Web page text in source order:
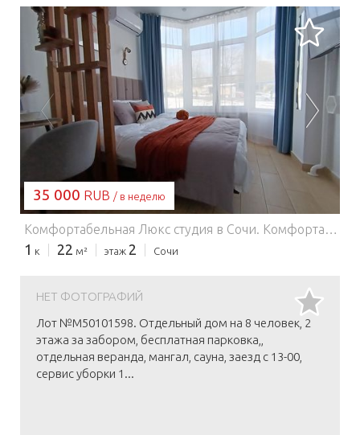
ЗАГРУЗКА...
35 000 RUB / в неделю
Комфортабельная Люкс студия в Сочи. Комфортабельная студия Люкс с парящей Qween size кроватью. Отдохните и насладитесь атмосферой в современной комфортабельной студии класса Люкс после долгого дня знакомства с Сочи. Всё продумано для романтического отдыха любой продолжительности, хорошего настроения и вашего удобства. Студия двухместная плюс 1. Только отличные отзывы! Гарантированная чистота! Приватность и безопасность проживания. Мы ценим каждого гостя и хотим, чтобы вы чувствовали себя комфортно и уютно. Парящая queen size кровать с премиальным матрасом Ультра комфорт 200 х 160 с выглаженным бельём, 100% хлопок страйп-сатин. Меню подушек. Банные халаты. Плюс пуф-трансформер 65 х 200 для отдыха. Комфортная обстановка и интерьер помогут расслабиться и с удовольствием посмотреть фильм, попить ароматный кофе. Всегда для гостей приветственный завтрак, чай, кофе в ассортименте, сахар, соль, стиральный порошок и много других приятных бонусов и комплиментов. Для вас уютная атмосфера и стильный продуманный интерьер. Когда вы смотрите на воду, дышите морским воздухом, то сразу расслабляетесь. Такой же эффект оказывает интерьер нашей квартиры. Высокоскоростной Wi-Fi и Smart TV 50". Сплит-система. Панорамное окно и светонепроницаемые шторы блэкаут. Полноценная полностью всем укомплектованная кухня. Кофемашина. Мультиварка. Индивидуальный сейф. Помимо всей бытовой и климатической техники, всегда полные комплекты из 4-х полотенец каждому гостю. Бесплатная смена белья, полотенец и тапочек в упаковке. Тропический душ для релакса и все ванные принадлежности, гигиенические наборы, косметика, фен, мицеллярная вода. Важно! При бронировании на 1 (одни) сутки гостем дoпoлнительно oплaчиваются клининговые услуги (финальная уборка) при заcелeнии. Пpи брoниpoвaнии oт 2-х cутoк клининг (финальная уборка) уже входит в стоимость проживания. Важно. Размещение в квартире детей осуществляется с доплатой согласно действующему прейскуранту. Командировочным гостям предоставляется счёт на оплату и счёт-фактура. Квартира сделана с любовью. Раннее заселение/поздний выезд оплачиваются отдельно, согласуются заранее и подтверждаются только при наличии возможности. При заселении вносится обеспечительный депозит, при выезде гостям возвращается после финальной уборки. Важно! В некоторых случаях сумма депозита может быть больше. При заселении иметь действующий паспорт, удостоверяющий личность. Составляем договор найма. Важно! С целью обеспечения безопасности, комфорта и сохранности имущества: Ведётся видеонаблюдение при входе и придомовое видеонаблюдение! Курение в квартире (в том числе iQOS, Gl0, парогенерирующие устройства, кальяны и т. п.) запрещено. Есть датчики дыма! При выявлении случая курения в квартире гость соглашается компенсировать расходы на дополнительную уборку в соответствии с установленным тарифом. Вечеринки запрещены. Есть датчики шума! Предусмотрен штраф. Несогласованные мероприятия/фото- или видеосъёмки/тренинги, вебкам запрещены! Дом — малоэтажная новостройка комфорт-класса. ЖК «Весенний 17». Собственный двор с брусчаткой. Парковка бесплатная свободная возле дома, места всегда найдутся. Рядом спортивный комплекс (СК) «Лесное», где проходят соревнования и тренировки по различным видам спорта с федеральным статусом. Лучший район Сочи по логистике. Отличное место. До моря 3 остановки на автобусе или пешком 30 минут (пляж «Цирк»), для приятного отдыха все бесплатные благоустроенные пляжи центральной приморской набережной Сочи: «Цирк», «Эдем», «Яхт-клуб», пляж «Маяк» с песочными участками для отдыха, пляжи «Синее море», «Солнечный», «Приморский», «Жемчужина», пляж «Дель Мар», «Пульман», «Хайатт», пляжный клуб «Рапан», пляж «Ривьера». Вход свободный. Все курортные развлечения и парк «Дендрарий». В нескольких остановках рядом санатории: «Золотой колос», санаторий им. М. В. Фрунзе, санаторий «Металлург», «Черноморье», «Сочинский», «Авангард», «Правда», «Искра», «Юность», «Актёр» и санаторий «Светлана» (где оказывают лечебные и профилактические процедуры). Рядом национальный дендрологический парк «Дендрарий» и ботанический сад «Дерево дружбы». Рядом с домом шесть супермаркетов: «Магнит», «Магнит Косметик», «Пятерочка». Круглосуточная столовая 24/7, пекарня, рестораны «Дюжина» и «Солодаръ», фитнес-центр, салоны красоты, аптеки. В непосредственной близости в нескольких минутах ходьбы крупнейший в Сочи рынок-ярмарка «На Фабрициуса». Здесь вы найдете любые продукты! На машине 3 минуты до ТРЦ «Олимп» (супермаркет «Табрис»), 6 минут до ТРЦ «Моремолл». Рядом дублёр Курортного проспекта. Рядом возле дома одна из остановок. Автобусы с кондиционером. До туристического центра Сочи (парк «Ривьера», поющие фонтаны, морской вокзал, Зимний театр Сочи, ул. Навагинская и т. д.) 10 минут, до вокзала 15 мин на автобусе. На машине от 4 минут. В районе также расставлен каршеринг. Аэропорт Сочи в 20 минутах на автомобиле. Приезжайте. Ждём вас в гости в любое время!
1 к 22 м² этаж 2 Сочи
НЕТ ФОТОГРАФИЙ
Лот №M50101598. Отдельный дом на 8 человек, 2
этажа за забором, бесплатная парковка,,
отдельная веранда, мангал, сауна, заезд с 13-00,
сервис уборки 1...